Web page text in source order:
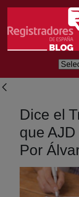
Salta al contingut
Dice el
que
Por